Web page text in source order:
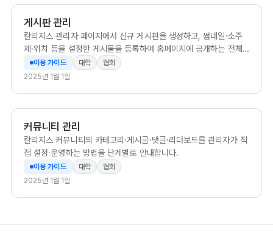
게시판 관리
칼리지스 관리자 페이지에서 신규 게시판을 생성하고, 썸네일·소주
제·위치 등을 설정한 게시물을 등록하여 홈페이지에 공개하는 전체
흐름을 단계별로 안내합니다.
이용 가이드 대학
협회
2025년 1월 1일
커뮤니티 관리
칼리지스 커뮤니티의 카테고리·게시글·댓글·리더보드를 관리자가 직
접 설정·운영하는 방법을 단계별로 안내합니다.
이용 가이드 대학
협회
2025년 1월 1일